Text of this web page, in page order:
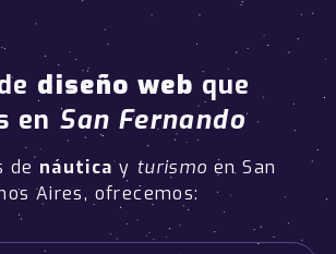
diseño web que
en San Fernando
de náuticay turismo en San
Aires, ofrecemos: